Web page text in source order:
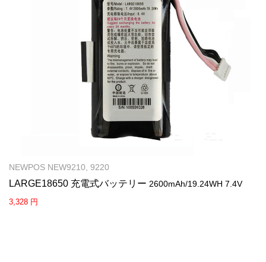
NEWPOS NEW9210, 9220
LARGE18650 充電式バッテリー 2600mAh/19.24WH 7.4V
3,328 円